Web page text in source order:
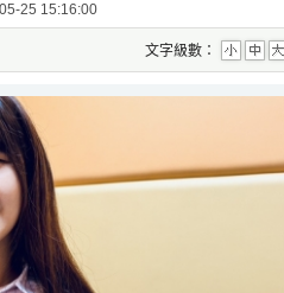
25 15:16:00
文字級數：